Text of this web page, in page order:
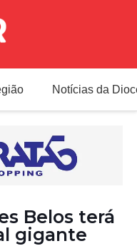
Notícias da
Belos terá
gigante